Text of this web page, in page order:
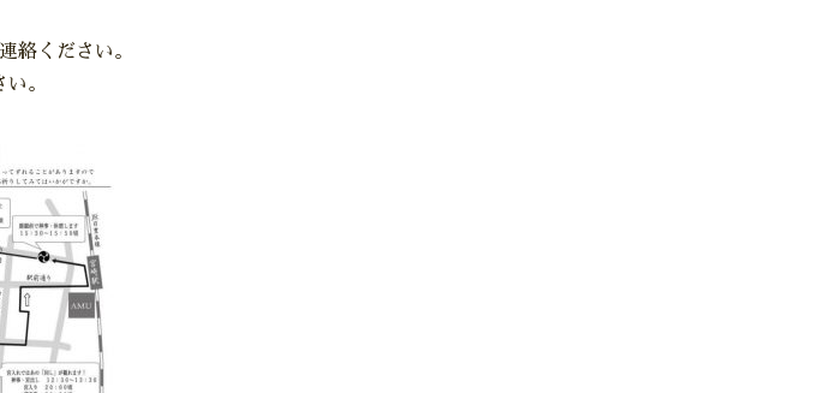
絡ください。
。